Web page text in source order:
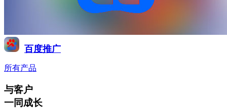
百度推广
所有产品
与客户
一同成长